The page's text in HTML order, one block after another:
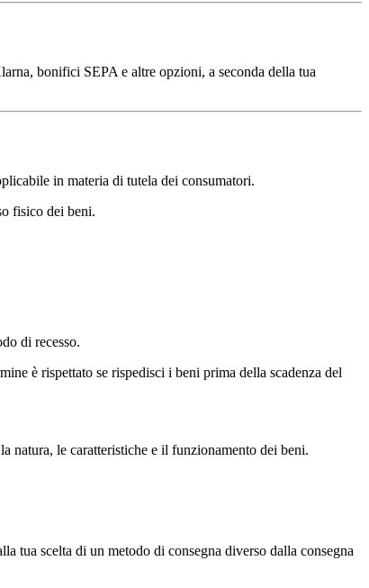
bonifici SEPA e altre opzioni, a seconda della tua
in materia di tutela dei consumatori.
fisico dei beni.
di recesso.
è rispettato se rispedisci i beni prima della scadenza del
natura, le caratteristiche e il funzionamento dei beni.
tua scelta di un metodo di consegna diverso dalla consegna